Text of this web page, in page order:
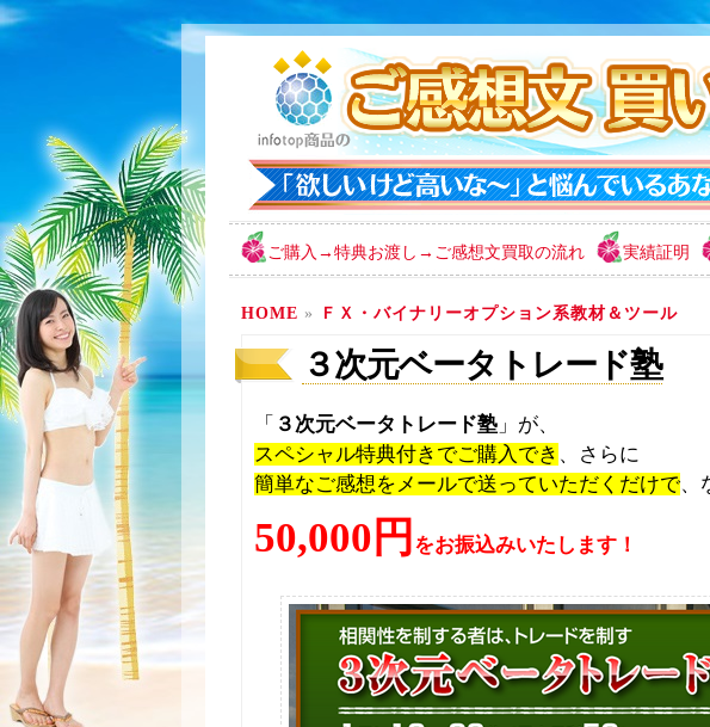
ご購入→特典お渡し→ご感想文買取の流れ 実績証明
HOME » ＦＸ・バイナリーオプション系教材＆ツール
３次元ベータトレード塾
「 ３次元ベータトレード塾 」が、
スペシャル特典付きでご購入でき 、さらに
簡単なご感想をメールで送っていただくだけで、
50,000円 をお振込みいたします！